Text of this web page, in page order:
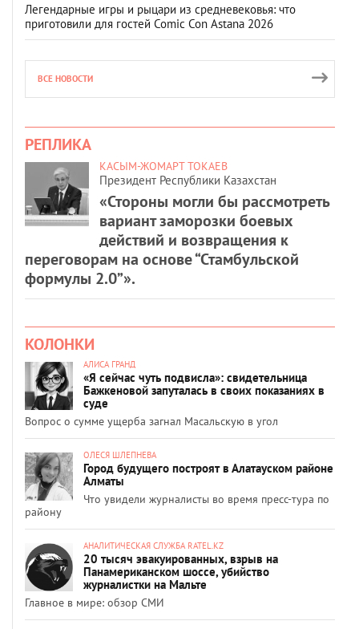
Легендарные игры и рыцари из средневековья: что
приготовили для гостей Comic Con Astana 2026
ВСЕ НОВОСТИ
РЕПЛИКА
КАСЫМ-ЖОМАРТ ТОКАЕВ
Президент Республики Казахстан
«Стороны могли бы рассмотреть
вариант заморозки боевых
действий и возвращения к
переговорам на основе “Стамбульской
формулы 2.0”».
КОЛОНКИ
АЛИСА ГРАНД
«Я сейчас чуть подвисла»: свидетельница
Бажкеновой запуталась в своих показаниях в
суде
Вопрос о сумме ущерба загнал Масальскую в угол
ОЛЕСЯ ШЛЕПНЕВА
Город будущего построят в Алатауском районе
Алматы
Что увидели журналисты во время пресс-тура по
району
АНАЛИТИЧЕСКАЯ СЛУЖБА RATEL.KZ
20 тысяч эвакуированных, взрыв на
Панамериканском шоссе, убийство
журналистки на Мальте
Главное в мире: обзор СМИ